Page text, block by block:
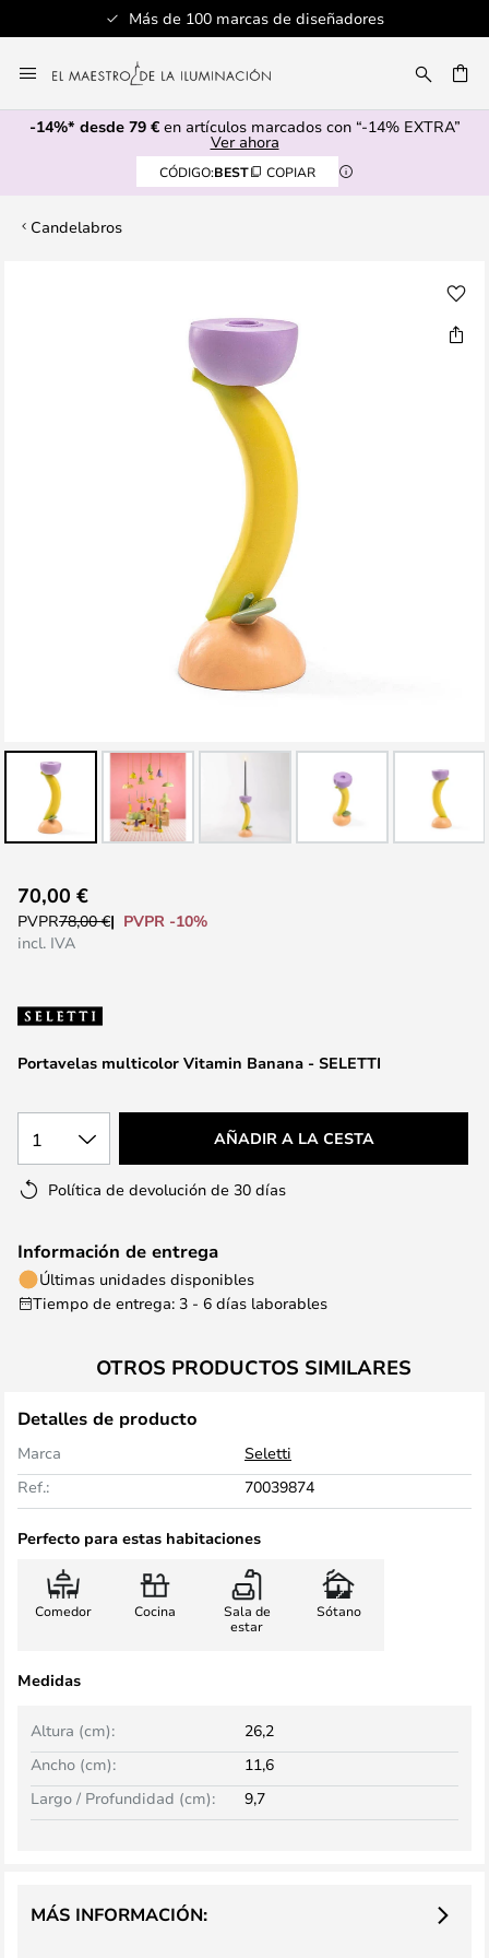
Más de 100 marcas de diseñadores
al
contenido
-14%* desde 79 €en artículos marcados con “-14% EXTRA”
Ver ahora
CÓDIGO:BEST COPIAR
Candelabros
comienzo
galería
imágenes
Portavelas multicolor Vitamin Banana - SELETTI
70,00 €
PVPR78,00 €
PVPR -10%
incl. IVA
1 AÑADIR A LA CESTA
Política de devolución de 30 días
Información de entrega
Últimas unidades disponibles
Tiempo de entrega: 3 - 6 días laborables
OTROS PRODUCTOS SIMILARES
Detalles de producto
Marca
Seletti
Ref.:
70039874
Perfecto para estas habitaciones
Comedor Cocina
Sala de
estar
Sótano
Medidas
Ancho (cm): 11,6
Altura (cm): 26,2
Largo / Profundidad (cm): 9,7
MÁS INFORMACIÓN: